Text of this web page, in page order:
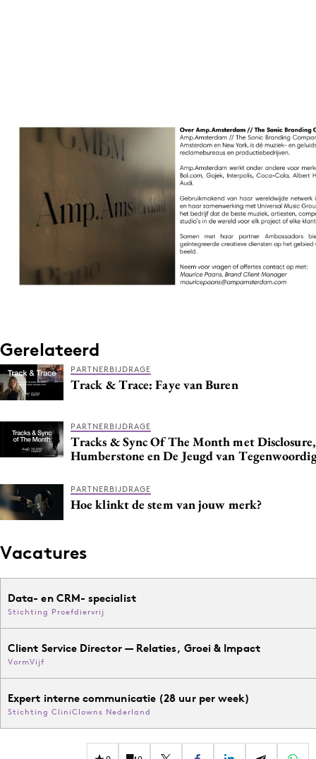
Gerelateerd
PARTNERBIJDRAGE
Track & Trace: Faye van Buren
PARTNERBIJDRAGE
Tracks & Sync Of The Month met
Humberstone en De Jeugd van
PARTNERBIJDRAGE
Hoe klinkt de stem van jouw merk?
Vacatures
Data- en CRM- specialist
Stichting Proefdiervrij
Client Service Director — Relaties, Groei & Impact
VormVijf
Expert interne communicatie (28 uur per week)
Stichting CliniClowns Nederland